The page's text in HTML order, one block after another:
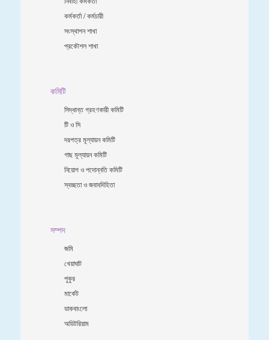
কর্মকর্তা / কর্মচারী
সংস্থাপন শাখা
প্রকৌশল শাখা
কমিটি
সিদ্ধান্ত গ্রহণকারী কমিটি
টি ও সি
দরপত্র মূল্যায়ন কমিটি
গাছ মূল্যায়ন কমিটি
নিয়োগ ও পদোন্নতি কমিটি
স্বচ্ছতা ও জবাবদিহিতা
সম্পদ
জমি
খেয়াঘাট
পুকুর
মার্কেট
ডাকবাংলো
অডিটরিয়াম